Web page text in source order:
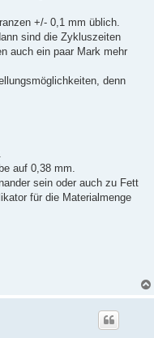
+/- 0,1 mm üblich.
sind die Zykluszeiten
auch ein paar Mark mehr
denn
auf 0,38 mm.
sein oder auch zu Fett
für die Materialmenge